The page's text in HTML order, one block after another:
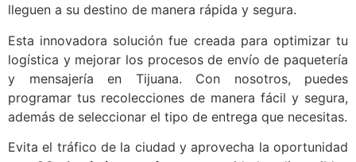
lleguen a su destino de manera rápida y segura.
Esta innovadora solución fue creada para optimizar tu
logística y mejorar los procesos de envío de paquetería
y mensajería en Tijuana. Con nosotros, puedes
programar tus recolecciones de manera fácil y segura,
además de seleccionar el tipo de entrega que necesitas.
Evita el tráfico de la ciudad y aprovecha la oportunidad